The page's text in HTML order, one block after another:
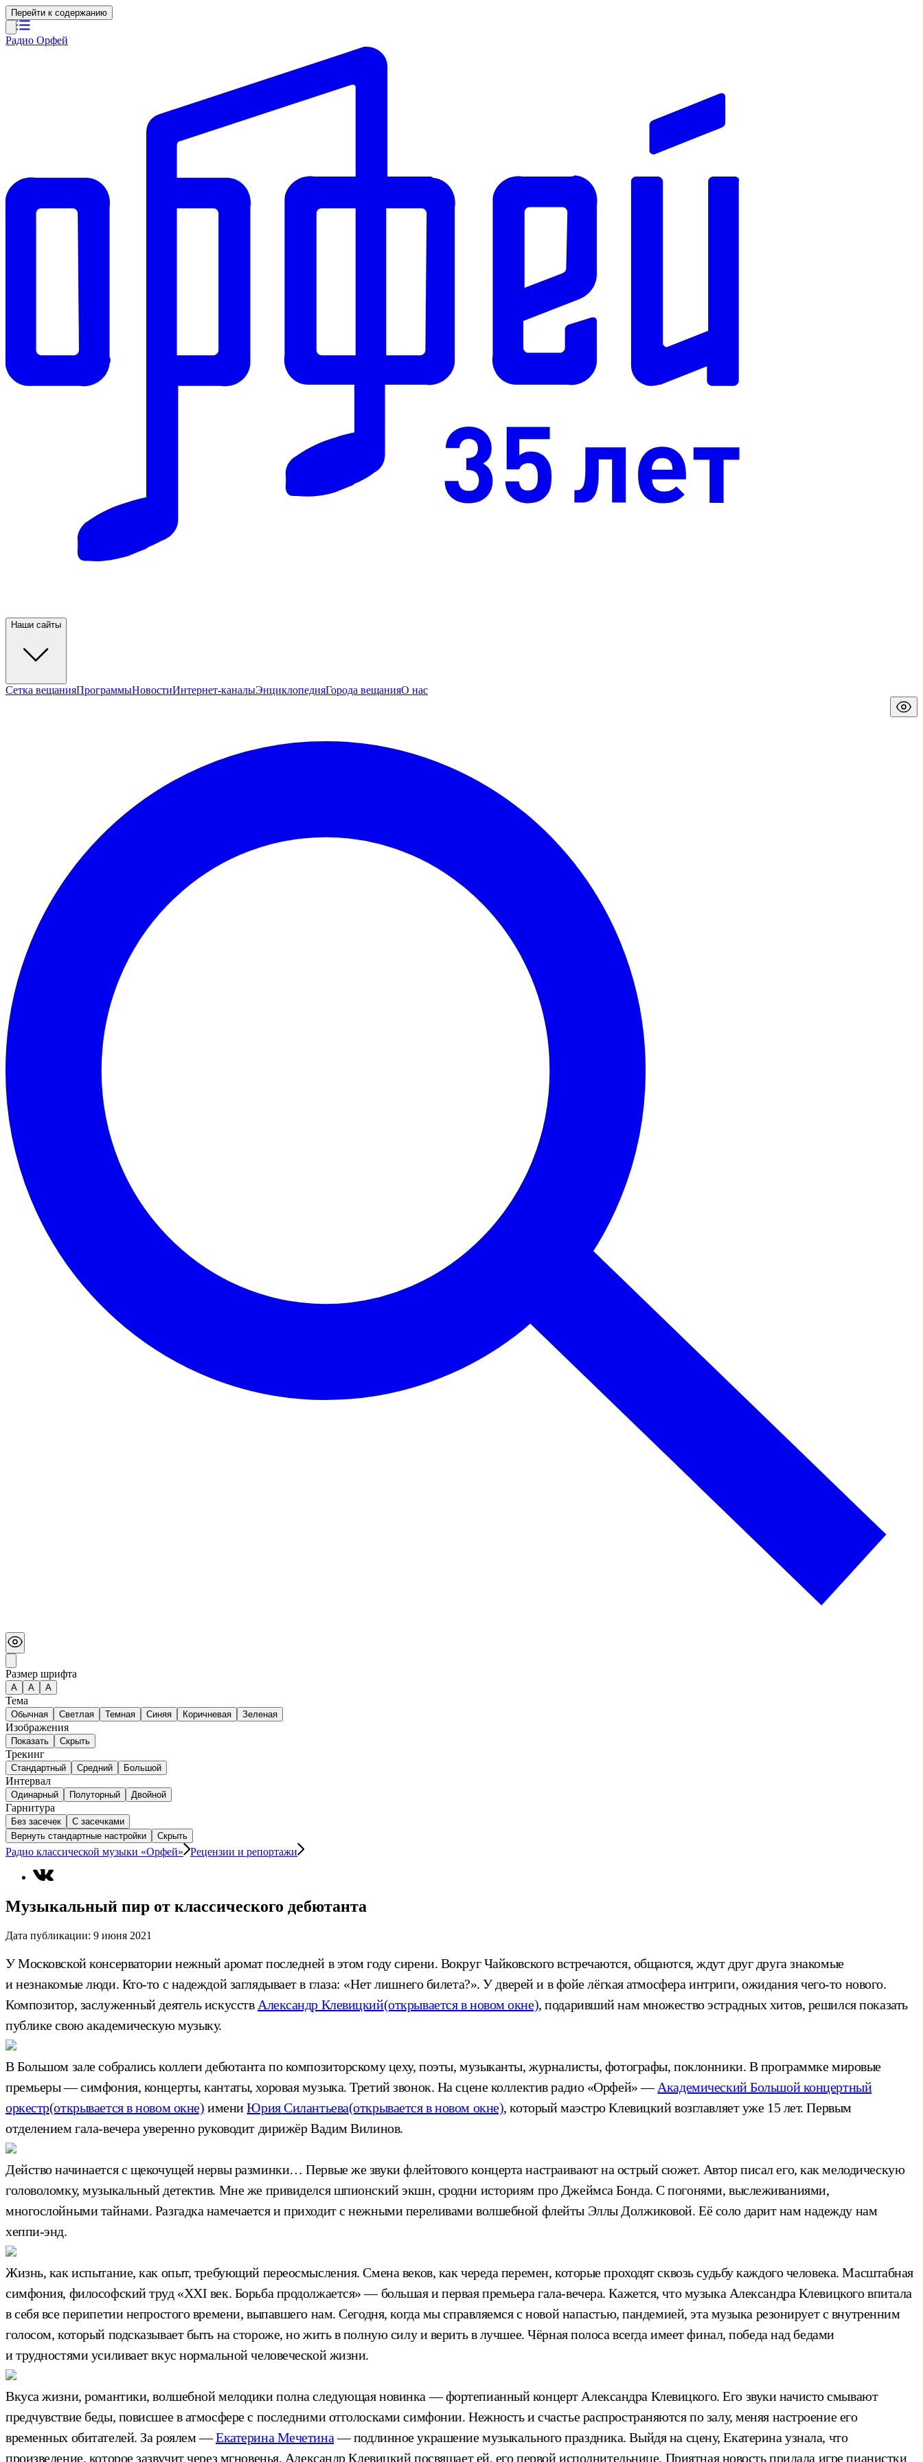
Перейти к содержанию
Радио Орфей
Наши сайты
Сетка вещанияПрограммыНовостиИнтернет-каналыЭнциклопедияГорода вещанияО нас
Размер шрифта
А A A
Тема
Обычная Светлая Темная Синяя Коричневая Зеленая
Изображения
Показать Скрыть
Трекинг
Стандартный Средний Большой
Интервал
Одинарный Полуторный Двойной
Гарнитура
Без засечек
С засечками
Вернуть стандартные настройки
Скрыть
Радио классической музыки «Орфей» Рецензии и репортажи
Музыкальный пир от классического дебютанта
Дата публикации: 9 июня 2021
У Московской консерватории нежный аромат последней в этом году сирени. Вокруг Чайковского встречаются, общаются, ждут друг друга знакомые
и незнакомые люди. Кто-то с надеждой заглядывает в глаза: «Нет лишнего билета?». У дверей и в фойе лёгкая атмосфера интриги, ожидания чего-то нового.
Композитор, заслуженный деятель искусств Александр Клевицкий(открывается в новом окне), подаривший нам множество эстрадных хитов, решился показать
публике свою академическую музыку.
В Большом зале собрались коллеги дебютанта по композиторскому цеху, поэты, музыканты, журналисты, фотографы, поклонники. В программке мировые
премьеры — симфония, концерты, кантаты, хоровая музыка. Третий звонок. На сцене коллектив радио «Орфей» — Академический Большой концертный
оркестр(открывается в новом окне) имениЮрия Силантьева(открывается в новом окне), который маэстро Клевицкий возглавляет уже 15 лет. Первым
отделением гала-вечера уверенно руководит дирижёр Вадим Вилинов.
Действо начинается с щекочущей нервы разминки… Первые же звуки флейтового концерта настраивают на острый сюжет. Автор писал его, как мелодическую
головоломку, музыкальный детектив. Мне же привиделся шпионский экшн, сродни историям про Джеймса Бонда. С погонями, выслеживаниями,
многослойными тайнами. Разгадка намечается и приходит с нежными переливами волшебной флейты Эллы Должиковой. Её соло дарит нам надежду нам
хеппи-энд.
Жизнь, как испытание, как опыт, требующий переосмысления. Смена веков, как череда перемен, которые проходят сквозь судьбу каждого человека. Масштабная
симфония, философский труд «ХХI век. Борьба продолжается» — большая и первая премьера гала-вечера. Кажется, что музыка Александра Клевицкого впитала
в себя все перипетии непростого времени, выпавшего нам. Сегодня, когда мы справляемся с новой напастью, пандемией, эта музыка резонирует с внутренним
голосом, который подсказывает быть на стороже, но жить в полную силу и верить в лучшее. Чёрная полоса всегда имеет финал, победа над бедами
и трудностями усиливает вкус нормальной человеческой жизни.
Вкуса жизни, романтики, волшебной мелодики полна следующая новинка — фортепианный концерт Александра Клевицкого. Его звуки начисто смывают
предчувствие беды, повисшее в атмосфере с последними отголосками симфонии. Нежность и счастье распространяются по залу, меняя настроение его
временных обитателей. За роялем —Екатерина Мечетина— подлинное украшение музыкального праздника. Выйдя на сцену, Екатерина узнала, что
произведение, которое зазвучит через мгновенья, Александр Клевицкий посвящает ей, его первой исполнительнице. Приятная новость придала игре пианистки